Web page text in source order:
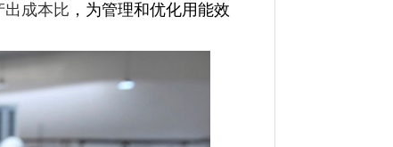
出成本比 ，为管理和优化用能效